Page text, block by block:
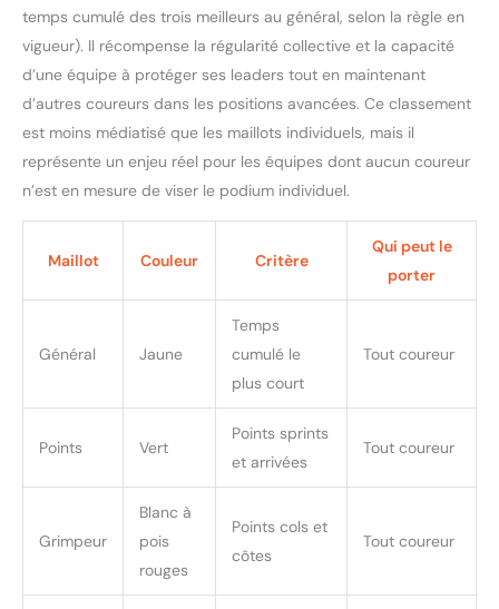
temps cumulé des trois meilleurs au général, selon la règle en
vigueur). Il récompense la régularité collective et la capacité
d’une équipe à protéger ses leaders tout en maintenant
d’autres coureurs dans les positions avancées. Ce classement
est moins médiatisé que les maillots individuels, mais il
représente un enjeu réel pour les équipes dont aucun coureur
n’est en mesure de viser le podium individuel.
Maillot Couleur Critère
Qui peut le
porter
Général Jaune
Temps
cumulé le
plus court
Tout coureur
Points Vert
Points sprints
et arrivées
Tout coureur
Grimpeur
Blanc à
pois
rouges
Points cols et
côtes
Tout coureur